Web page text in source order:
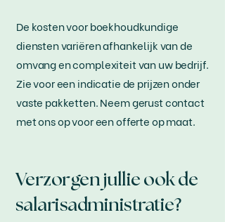
De kosten voor boekhoudkundige
diensten variëren afhankelijk van de
omvang en complexiteit van uw bedrijf.
Zie voor een indicatie de prijzen onder
vaste pakketten. Neem gerust contact
met ons op voor een offerte op maat.
Verzorgen jullie ook de
salarisadministratie?